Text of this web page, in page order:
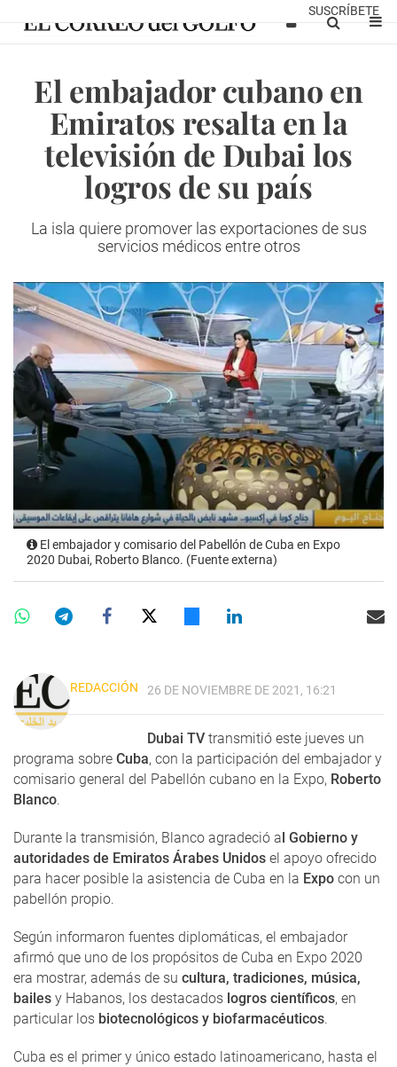
SUSCRÍBETE
El embajador cubano en
Emiratos resalta en la
televisión de Dubai los
logros de su país
La isla quiere promover las exportaciones de sus
servicios médicos entre otros
El embajador y comisario del Pabellón de Cuba en Expo
2020 Dubai, Roberto Blanco. (Fuente externa)
REDACCIÓN 26 DE NOVIEMBRE DE 2021, 16:21
Dubai TV transmitió este jueves un
programa sobre Cuba, con la participación del embajador y
comisario general del Pabellón cubano en la Expo, Roberto
Blanco.
Durante la transmisión, Blanco agradeció al Gobierno y
autoridades de Emiratos Árabes Unidos el apoyo ofrecido
para hacer posible la asistencia de Cuba en la Expo con un
pabellón propio.
Según informaron fuentes diplomáticas, el embajador
afirmó que uno de los propósitos de Cuba en Expo 2020
era mostrar, además de su cultura, tradiciones, música,
bailes y Habanos, los destacados logros científicos, en
particular los biotecnológicos y biofarmacéuticos.
Cuba es el primer y único estado latinoamericano, hasta el